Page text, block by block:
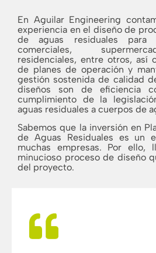
En Aguilar Engineering
experiencia en el diseño de
de aguas residuales para
comerciales,
residenciales, entre otros, así
de planes de operación y
gestión sostenida de calidad
diseños son de eficiencia
cumplimiento de la
aguas residuales a cuerpos de
Sabemos que la inversión en
de Aguas Residuales es un
muchas empresas. Por ello,
minucioso proceso de diseño
del proyecto.